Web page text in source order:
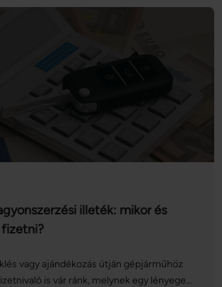
illeték: mikor és
vagy ajándékozás útján gépjárműhöz
is vár ránk, melynek egy lényeges